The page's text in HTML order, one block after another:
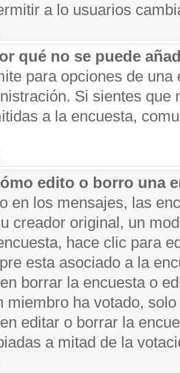
a lo usuarios
qué no se puede
para opciones de una
Si sientes que
a la encuesta,
edito o borro una
en los mensajes, las
creador original, un
hace clic para
esta asociado a la
borrar la encuesta o
miembro ha votado,
editar o borrar la
a mitad de la